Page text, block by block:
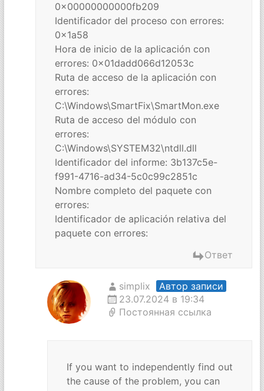
0x00000000000fb209
Identificador del proceso con errores:
0x1a58
Hora de inicio de la aplicación con
errores: 0x01dadd066d12053c
Ruta de acceso de la aplicación con
errores:
C:\Windows\SmartFix\SmartMon.exe
Ruta de acceso del módulo con
errores:
C:\Windows\SYSTEM32\ntdll.dll
Identificador del informe: 3b137c5e-
f991-4716-ad34-5c0c99c2851c
Nombre completo del paquete con
errores:
Identificador de aplicación relativa del
paquete con errores:
Ответ
simplix
Автор записи
23.07.2024 в 19:34
Постоянная ссылка
If you want to independently find out
the cause of the problem, you can